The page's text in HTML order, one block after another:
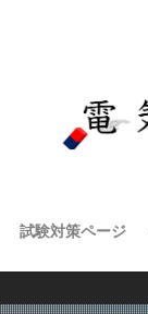
試験対策ページ
電気に